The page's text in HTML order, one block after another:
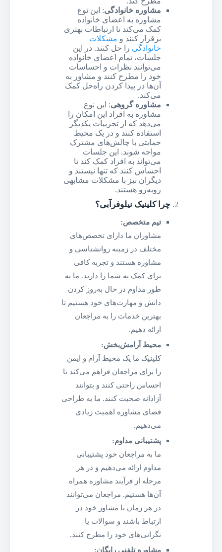
مشاوره خانوادگی: این نوع
مشاوره به اعضای خانواده
کمک می‌کند تا ارتباطات بهتری
برقرار کنند و مشکلات
خانوادگی را حل کنند. در این
جلسات، تمام اعضای خانواده
می‌توانند نظرات و احساسات
خود را مطرح کنند و مشاور به
آن‌ها در پیدا کردن راه‌حل کمک
می‌کند.
مشاوره گروهی: این نوع
مشاوره به افراد این امکان را
می‌دهد که از تجربیات یکدیگر
استفاده کنند و در یک محیط
حمایتی با چالش‌های مشترک
مواجه شوند. این جلسات
می‌تواند به افراد کمک کند تا
احساس کنند که تنها نیستند و
دیگران نیز با مشکلات مشابهی
روبه‌رو هستند.
چرا کلینیک نیلوفرآبی؟
تیم متخصص:
مشاوران ما دارای تخصص‌های
مختلف در زمینه روانشناسی و
مشاوره هستند و تجربه کافی
برای کمک به شما را دارند. ما به
طور مداوم در حال به‌روز کردن
دانش و مهارت‌های خود هستیم تا
بهترین خدمات را به مراجعان
ارائه دهیم.
محیط آرامش‌بخش:
کلینیک ما یک محیط آرام و ایمن
را برای مراجعان فراهم می‌کند تا
احساس راحتی کنند و بتوانند
آزادانه صحبت کنند. ما به طراحی
فضای مشاوره اهمیت زیادی
می‌دهیم.
پشتیبانی مداوم:
ما به مراجعان خود پشتیبانی
مداوم ارائه می‌دهیم و در هر
مرحله از فرآیند مشاوره همراه
آن‌ها هستیم. مراجعان می‌توانند
در هر زمان با مشاور خود در
ارتباط باشند و سوالات یا
نگرانی‌های خود را مطرح کنند.
مشاوره تلفنی رایگان: